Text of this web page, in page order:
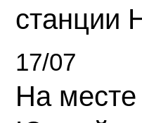
станции
17/07
На месте